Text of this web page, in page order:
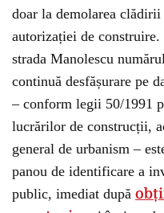
doar la demolarea
autorizației de
strada Manolescu
continuă desfășurare pe
– conform legii 50/1991
lucrărilor de construcții,
general de urbanism –
panou de identificare a
public, imediat după